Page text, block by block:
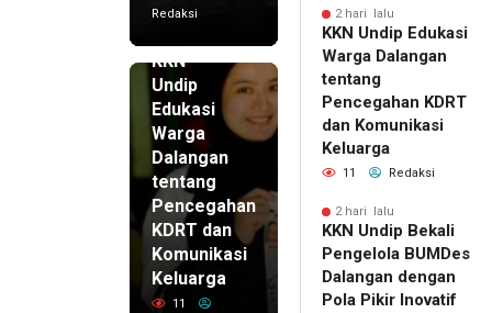
Redaksi
KKN
Undip
Edukasi
Warga
Dalangan
tentang
Pencegahan
KDRT dan
Komunikasi
Keluarga
11
2 hari lalu
KKN Undip Edukasi
Warga Dalangan
tentang
Pencegahan KDRT
dan Komunikasi
Keluarga
11 Redaksi
2 hari lalu
KKN Undip Bekali
Pengelola BUMDes
Dalangan dengan
Pola Pikir Inovatif